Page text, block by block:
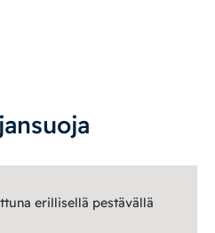
|Ostoskori
erillisellä pestävällä